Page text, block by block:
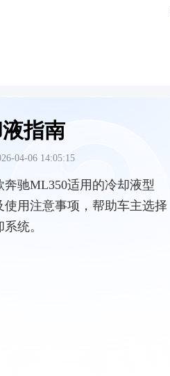
指南
04-06 14:05:15
奔驰ML350适用的冷却液型
用注意事项，帮助车主选择
统。